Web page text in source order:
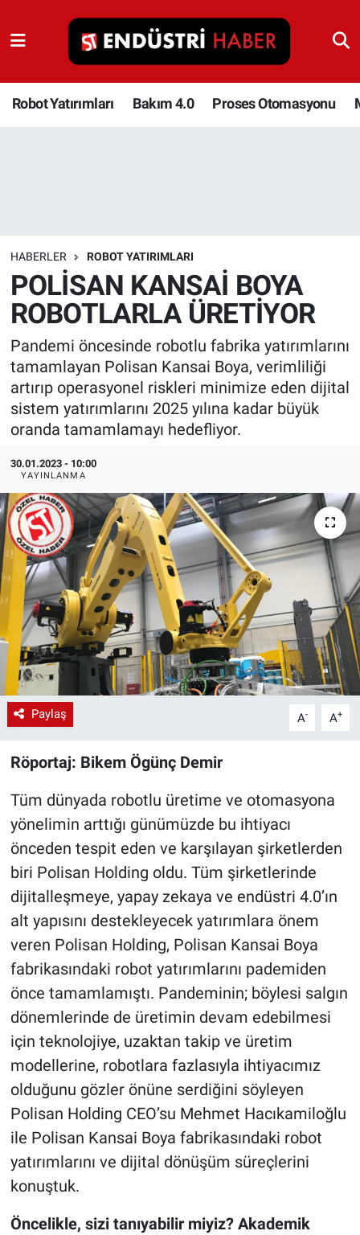
Robot Yatırımları Bakım 4.0 Proses Otomasyonu
HABERLER ROBOT YATIRIMLARI
POLİSAN KANSAİ BOYA
ROBOTLARLA ÜRETİYOR
Pandemi öncesinde robotlu fabrika yatırımlarını
tamamlayan Polisan Kansai Boya, verimliliği
artırıp operasyonel riskleri minimize eden dijital
sistem yatırımlarını 2025 yılına kadar büyük
oranda tamamlamayı hedefliyor.
30.01.2023 - 10:00
YAYINLANMA
Paylaş A- A+
Röportaj: Bikem Ögünç Demir
Tüm dünyada robotlu üretime ve otomasyona
yönelimin arttığı günümüzde bu ihtiyacı
önceden tespit eden ve karşılayan şirketlerden
biri Polisan Holding oldu. Tüm şirketlerinde
dijitalleşmeye, yapay zekaya ve endüstri 4.0’ın
alt yapısını destekleyecek yatırımlara önem
veren Polisan Holding, Polisan Kansai Boya
fabrikasındaki robot yatırımlarını pademiden
önce tamamlamıştı. Pandeminin; böylesi salgın
dönemlerinde de üretimin devam edebilmesi
için teknolojiye, uzaktan takip ve üretim
modellerine, robotlara fazlasıyla ihtiyacımız
olduğunu gözler önüne serdiğini söyleyen
Polisan Holding CEO’su Mehmet Hacıkamiloğlu
ile Polisan Kansai Boya fabrikasındaki robot
yatırımlarını ve dijital dönüşüm süreçlerini
konuştuk.
Öncelikle, sizi tanıyabilir miyiz? Akademik
Robot Yatırımları
Bakım 4.0
Depolama Çözümleri
İnşaat ve Malzeme
HaberOrtak
EndüstriST
Enerjisini Üreten Fabrikalar
Endüstri 4.0 Uygulamaları
Ağır Sanayi Çözümleri